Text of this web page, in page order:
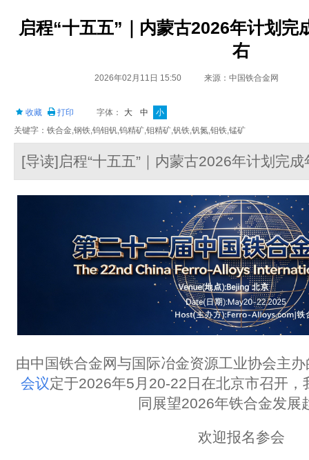
启程“十五五”｜内蒙古2026年计划完
右
2026年02月11日 15:50 来源：中国铁合金网
收藏 打印 字体： 大 中
小
关键字：铁合金,钢铁,钨钼钒,钨精矿,钼精矿,钒铁,钒氮,钼铁,锰矿
[导读]启程“十五五”｜内蒙古2026年计划完
由中国铁合金网与国际冶金资源工业协会主办
会议定于2026年5月20-22日在北京市召开，
同展望2026年铁合金发展
欢迎报名参会